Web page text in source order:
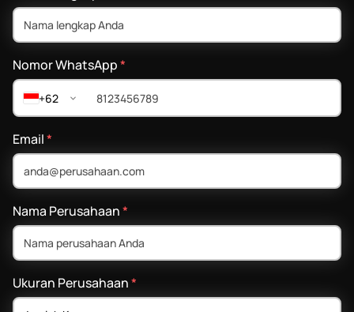
Nomor WhatsApp*
+62
Email*
Nama Perusahaan*
Ukuran Perusahaan*